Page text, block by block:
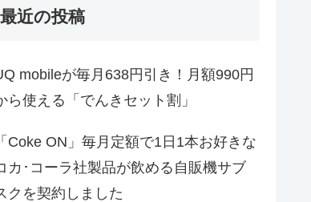
最近の投稿
mobileが毎月638円引き！月額990円
ら使える「でんきセット割」
「Coke ON」毎月定額で1日1本お好きな
カ･コーラ社製品が飲める自販機サブ
クを契約しました